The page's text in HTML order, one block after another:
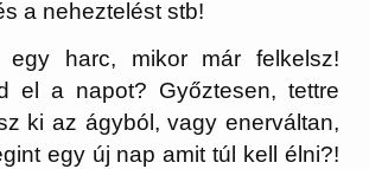
a neheztelést stb!
egy harc, mikor már felkelsz!
el a napot? Győztesen, tettre
ki az ágyból, vagy enerváltan,
egy új nap amit túl kell élni?!